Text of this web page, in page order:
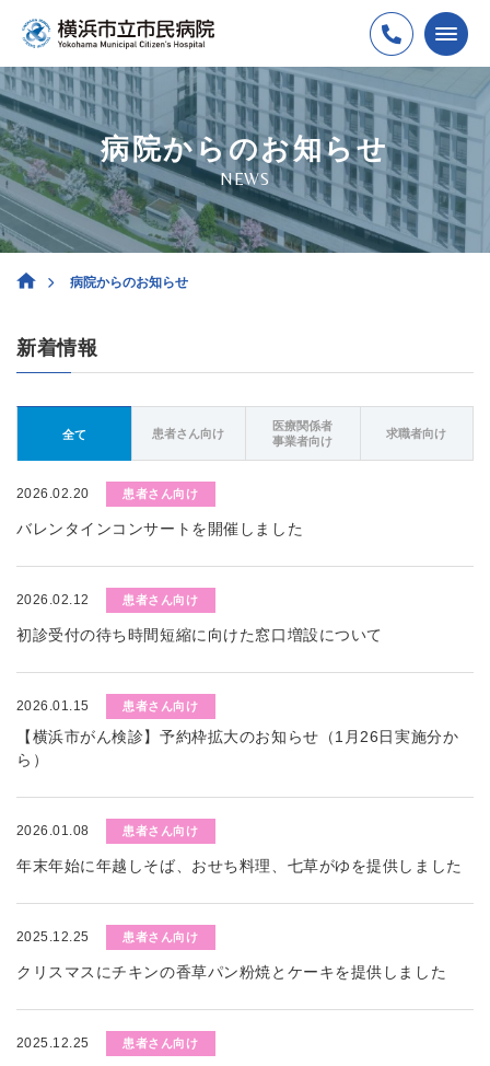
病院からのお知らせ
NEWS
病院からのお知らせ
新着情報
全て 患者さん向け
医療関係者
事業者向け
求職者向け
2026.02.20 患者さん向け
バレンタインコンサートを開催しました
2026.02.12 患者さん向け
初診受付の待ち時間短縮に向けた窓口増設について
2026.01.15 患者さん向け
【横浜市がん検診】予約枠拡大のお知らせ（1月26日実施分か
ら）
2026.01.08 患者さん向け
年末年始に年越しそば、おせち料理、七草がゆを提供しました
2025.12.25 患者さん向け
クリスマスにチキンの香草パン粉焼とケーキを提供しました
2025.12.25 患者さん向け